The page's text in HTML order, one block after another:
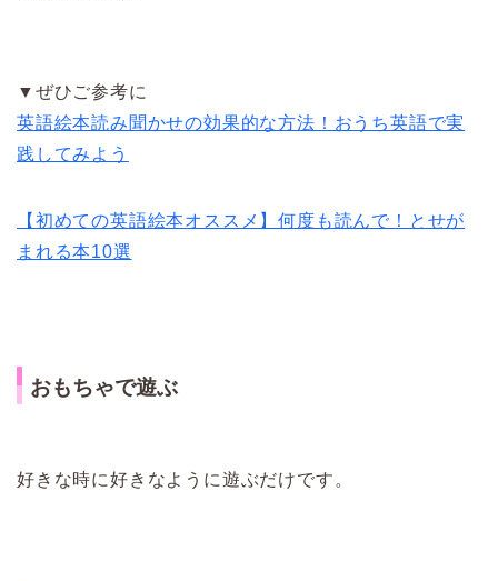
▼ぜひご参考に
英語絵本読み聞かせの効果的な方法！おうち英語で実
践してみよう
【初めての英語絵本オススメ】何度も読んで！とせが
まれる本10選
おもちゃで遊ぶ
好きな時に好きなように遊ぶだけです。